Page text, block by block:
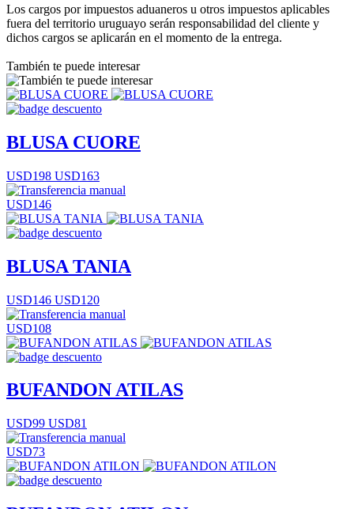
Los cargos por impuestos aduaneros u otros impuestos aplicables
fuera del territorio uruguayo serán responsabilidad del cliente y
dichos cargos se aplicarán en el momento de la entrega.
También te puede interesar
BLUSA CUORE
USD198 USD163
USD146
BLUSA TANIA
USD146 USD120
USD108
BUFANDON ATILAS
USD99 USD81
USD73